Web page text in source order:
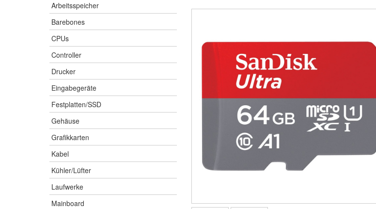
Arbeitsspeicher
Barebones
CPUs
Controller
Drucker
Eingabegeräte
Festplatten/SSD
Gehäuse
Grafikkarten
Kabel
Kühler/Lüfter
Laufwerke
Mainboard